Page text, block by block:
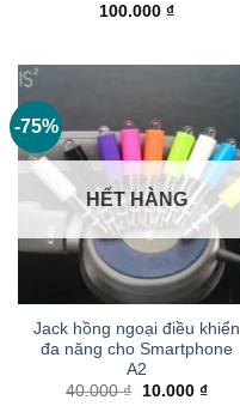
100.000 ₫
-75%
HẾT HÀNG
Jack hồng ngoại điều khiển
đa năng cho Smartphone
A2
40.000₫
Giá
10.000 ₫Giá